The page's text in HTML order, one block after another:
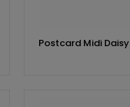
Postcard Midi Daisy